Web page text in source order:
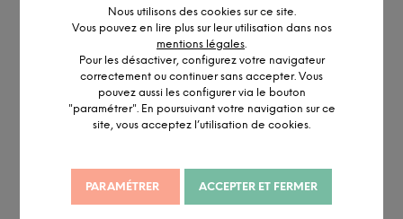
Nous utilisons des cookies sur ce site.
Vous pouvez en lire plus sur leur utilisation dans nos
mentions légales
Pour les désactiver, configurez votre navigateur
correctement ou continuer sans accepter. Vous
pouvez aussi les configurer via le bouton
"paramétrer". En poursuivant votre navigation sur ce
site, vous acceptez l’utilisation de cookies.
PARAMÉTRER ACCEPTER ET FERMER
DESCRIPTION DÉTAILLÉE
INFORMATION ET PERSONNALISATION
repas de famille, dans un univers champêtre, tout à l’intérieur